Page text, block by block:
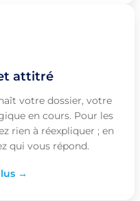
attitré
votre dossier, votre
en cours. Pour les
rien à réexpliquer ; en
qui vous répond.
→